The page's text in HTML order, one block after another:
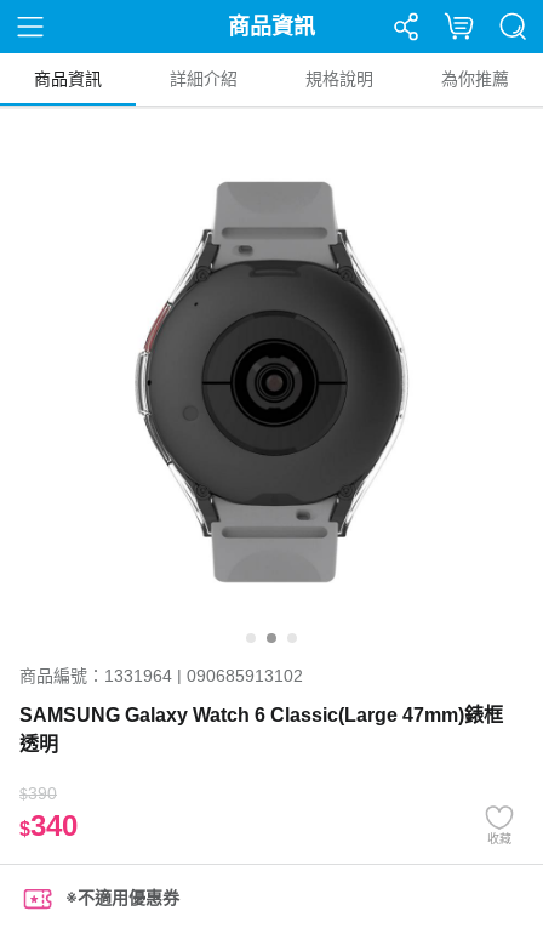
商品資訊
商品資訊 詳細介紹 規格說明 為你推薦
商品編號：1331964 | 090685913102
SAMSUNG Galaxy Watch 6 Classic(Large 47mm)錶框
透明
$390
$340 收藏
※不適用優惠券